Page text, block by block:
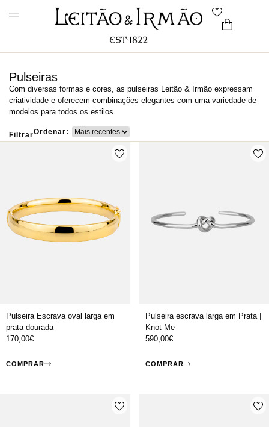
Pulseiras
Com diversas formas e cores, as pulseiras Leitão & Irmão expressam
criatividade e oferecem combinações elegantes com uma variedade de
modelos para todos os estilos.
FiltrarOrdenar:
Pulseira Escrava oval larga em
prata dourada
170,00€
COMPRAR
Pulseira escrava larga em Prata |
Knot Me
590,00€
COMPRAR